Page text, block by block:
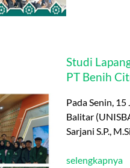
Studi
PT Benih
Pada Senin,
Balitar
Sarjani S.P.,
selengkapnya